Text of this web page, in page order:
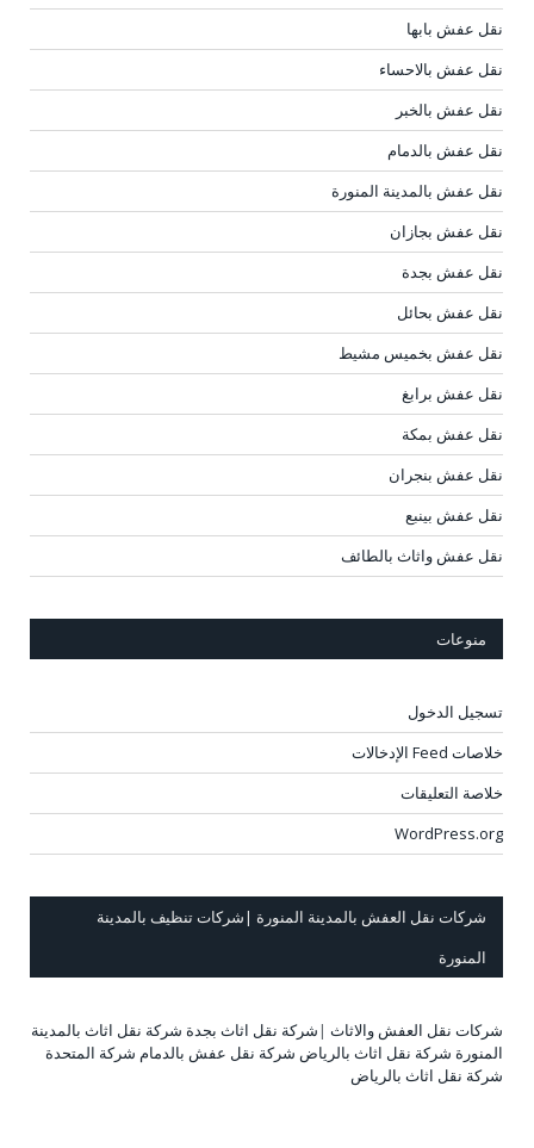
نقل عفش بابها
نقل عفش بالاحساء
نقل عفش بالخبر
نقل عفش بالدمام
نقل عفش بالمدينة المنورة
نقل عفش بجازان
نقل عفش بجدة
نقل عفش بحائل
نقل عفش بخميس مشيط
نقل عفش برابغ
نقل عفش بمكة
نقل عفش بنجران
نقل عفش بينبع
نقل عفش واثاث بالطائف
منوعات
تسجيل الدخول
خلاصات Feed الإدخالات
خلاصة التعليقات
WordPress.org
شركات نقل العفش بالمدينة المنورة |شركات تنظيف بالمدينة
المنورة
شركات نقل العفش والاثاث | شركة نقل اثاث بجدة شركة نقل اثاث بالمدينة
المنورة شركة نقل اثاث بالرياض شركة نقل عفش بالدمام شركة المتحدة
شركة نقل اثاث بالرياض